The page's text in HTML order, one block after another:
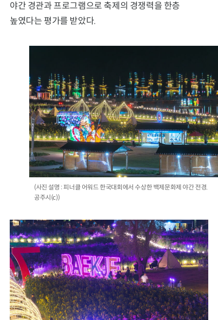
야간 경관과 프로그램으로 축제의 경쟁력을 한층
높였다는 평가를 받았다.
(사진 설명 : 피너클 어워드 한국대회에서 수상한 백제문화제 야간 전경.
공주시(c))